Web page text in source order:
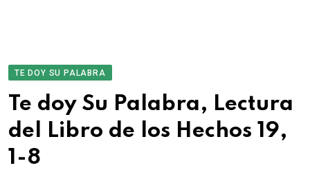
TE DOY SU PALABRA
Te doy Su Palabra, Lectura
del Libro de los Hechos 19,
1-8